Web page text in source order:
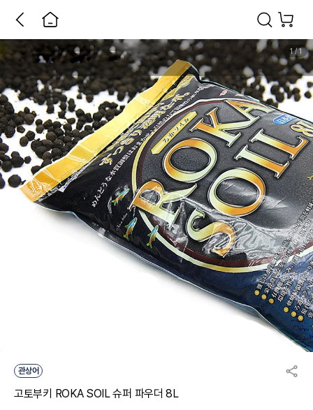
1/1
관상어
고토부키 ROKA SOIL 슈퍼 파우더 8L